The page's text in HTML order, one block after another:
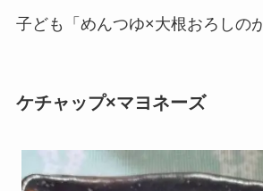
子ども「めんつゆ×大根おろしの
ケチャップ×マヨネーズ